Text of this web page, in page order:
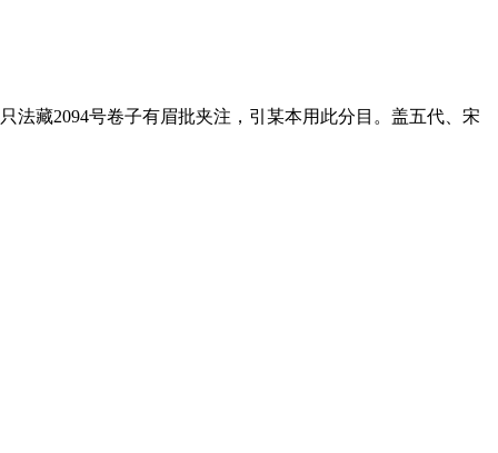
法藏2094号卷子有眉批夹注，引某本用此分目。盖五代、宋